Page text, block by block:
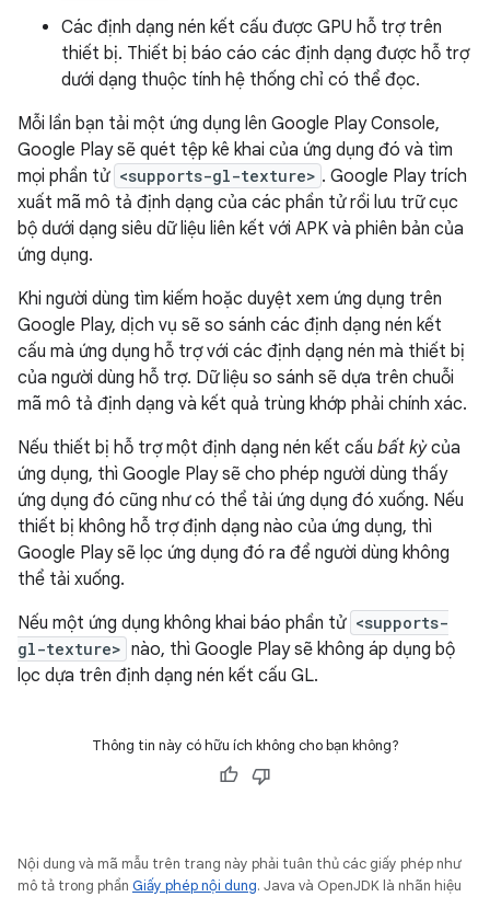
Các định dạng nén kết cấu được GPU hỗ trợ trên
thiết bị. Thiết bị báo cáo các định dạng được hỗ trợ
dưới dạng thuộc tính hệ thống chỉ có thể đọc.
Mỗi lần bạn tải một ứng dụng lên Google Play Console,
Google Play sẽ quét tệp kê khai của ứng dụng đó và tìm
mọi phần tử <supports-gl-texture> . Google Play trích
xuất mã mô tả định dạng của các phần tử rồi lưu trữ cục
bộ dưới dạng siêu dữ liệu liên kết với APK và phiên bản của
ứng dụng.
Khi người dùng tìm kiếm hoặc duyệt xem ứng dụng trên
Google Play, dịch vụ sẽ so sánh các định dạng nén kết
cấu mà ứng dụng hỗ trợ với các định dạng nén mà thiết bị
của người dùng hỗ trợ. Dữ liệu so sánh sẽ dựa trên chuỗi
mã mô tả định dạng và kết quả trùng khớp phải chính xác.
Nếu thiết bị hỗ trợ một định dạng nén kết cấu bất kỳcủa
ứng dụng, thì Google Play sẽ cho phép người dùng thấy
ứng dụng đó cũng như có thể tải ứng dụng đó xuống. Nếu
thiết bị không hỗ trợ định dạng nào của ứng dụng, thì
Google Play sẽ lọc ứng dụng đó ra để người dùng không
thể tải xuống.
Nếu một ứng dụng không khai báo phần tử <supports-
gl-texture> nào, thì Google Play sẽ không áp dụng bộ
lọc dựa trên định dạng nén kết cấu GL.
Thông tin này có hữu ích không cho bạn không?
Nội dung và mã mẫu trên trang này phải tuân thủ các giấy phép như
mô tả trong phần Giấy phép nội dung. Java và OpenJDK là nhãn hiệu